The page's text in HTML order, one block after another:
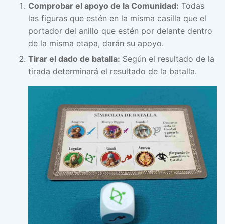
Comprobar el apoyo de la Comunidad: Todas
las figuras que estén en la misma casilla que el
portador del anillo que estén por delante dentro
de la misma etapa, darán su apoyo.
Tirar el dado de batalla: Según el resultado de la
tirada determinará el resultado de la batalla.